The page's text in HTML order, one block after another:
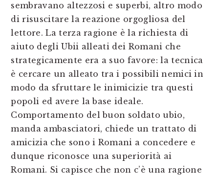
sembravano altezzosi e superbi, altro modo
di risuscitare la reazione orgogliosa del
lettore. La terza ragione è la richiesta di
aiuto degli Ubii alleati dei Romani che
strategicamente era a suo favore: la tecnica
è cercare un alleato tra i possibili nemici in
modo da sfruttare le inimicizie tra questi
popoli ed avere la base ideale.
Comportamento del buon soldato ubio,
manda ambasciatori, chiede un trattato di
amicizia che sono i Romani a concedere e
dunque riconosce una superiorità ai
Romani. Si capisce che non c’è una ragione